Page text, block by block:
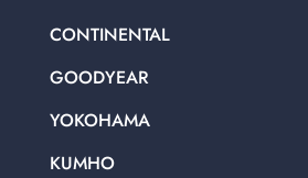
CONTINENTAL
GOODYEAR
YOKOHAMA
KUMHO